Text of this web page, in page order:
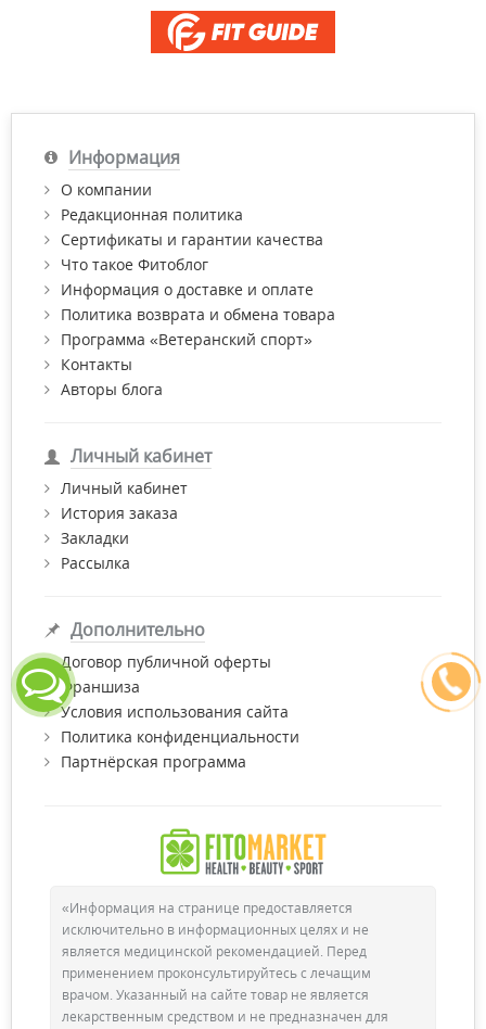
Информация
О компании
Редакционная политика
Сертификаты и гарантии качества
Что такое Фитоблог
Информация о доставке и оплате
Политика возврата и обмена товара
Программа «Ветеранский спорт»
Контакты
Авторы блога
Личный кабинет
Личный кабинет
История заказа
Закладки
Рассылка
Дополнительно
Договор публичной оферты
Франшиза
Условия использования сайта
Политика конфиденциальности
Партнёрская программа
«Информация на странице предоставляется
исключительно в информационных целях и не
является медицинской рекомендацией. Перед
применением проконсультируйтесь с лечащим
врачом. Указанный на сайте товар не является
лекарственным средством и не предназначен для